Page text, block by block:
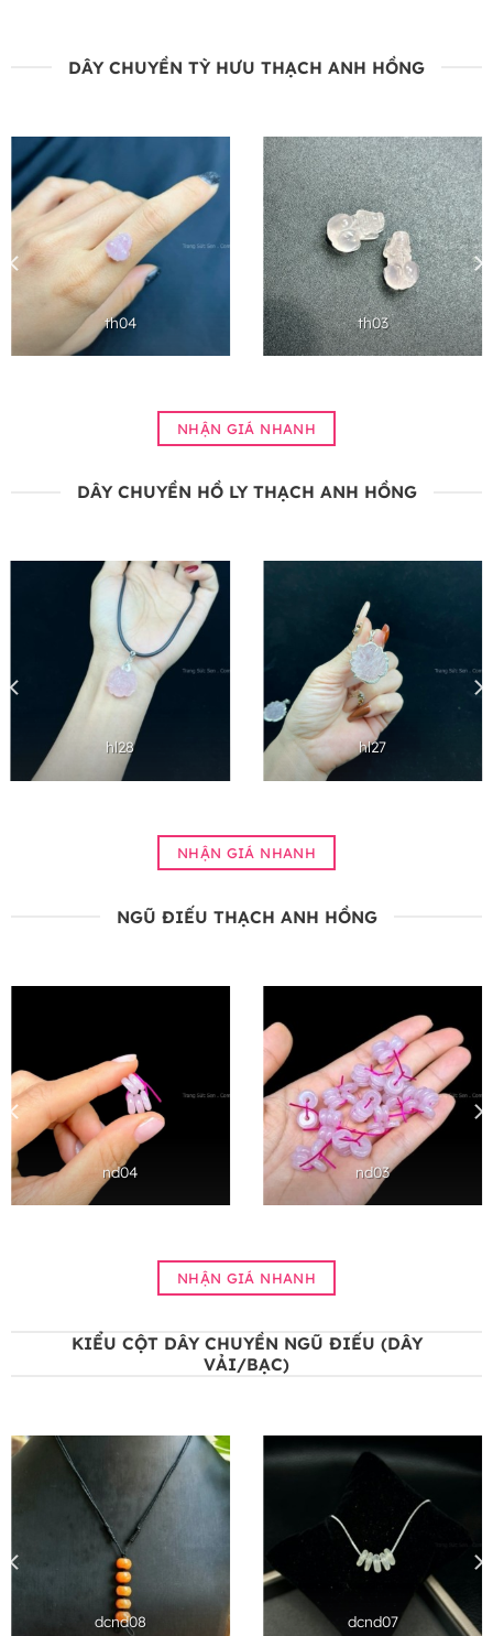
DÂY CHUYỀN TỲ HƯU THẠCH ANH HỒNG
th04 th03
NHẬN GIÁ NHANH
DÂY CHUYỀN HỒ LY THẠCH ANH HỒNG
hl28 hl27
NHẬN GIÁ NHANH
NGŨ ĐIẾU THẠCH ANH HỒNG
nd04 nd03
NHẬN GIÁ NHANH
KIỂU CỘT DÂY CHUYỀN NGŨ ĐIẾU (DÂY
VẢI/BẠC)
dcnd08 dcnd07